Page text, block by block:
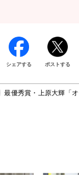
シェアする ポストする
最優秀賞・上原大輝「